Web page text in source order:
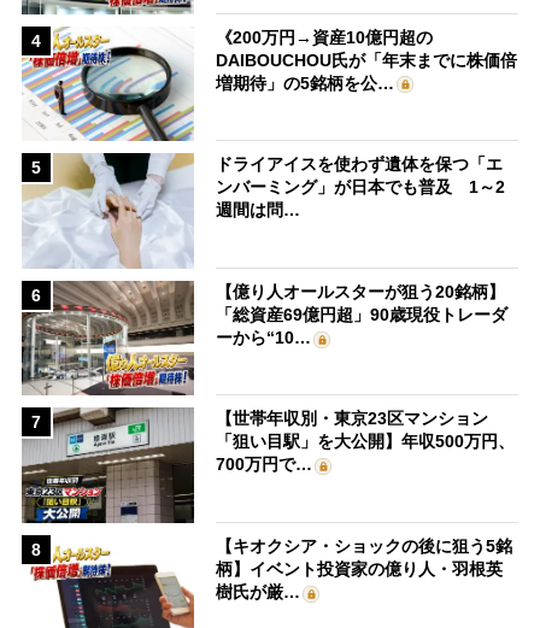
4
《200万円→資産10億円超の
DAIBOUCHOU氏が「年末までに株価倍
増期待」の5銘柄を公…
5
ドライアイスを使わず遺体を保つ「エ
ンバーミング」が日本でも普及 1～2
週間は問…
6
【億り人オールスターが狙う20銘柄】
「総資産69億円超」90歳現役トレーダ
ーから“10…
7
【世帯年収別・東京23区マンション
「狙い目駅」を大公開】年収500万円、
700万円で…
8
【キオクシア・ショックの後に狙う5銘
柄】イベント投資家の億り人・羽根英
樹氏が厳…